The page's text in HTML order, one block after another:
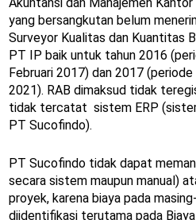
yang bersangkutan belum
Surveyor Kualitas dan Kuantitas
PT IP baik untuk tahun 2016
Februari 2017) dan 2017
2021). RAB dimaksud tidak
tidak tercatat sistem ERP
PT Sucofindo).
PT Sucofindo tidak dapat
secara sistem maupun manual)
proyek, karena biaya pada
diidentifikasi terutama pada